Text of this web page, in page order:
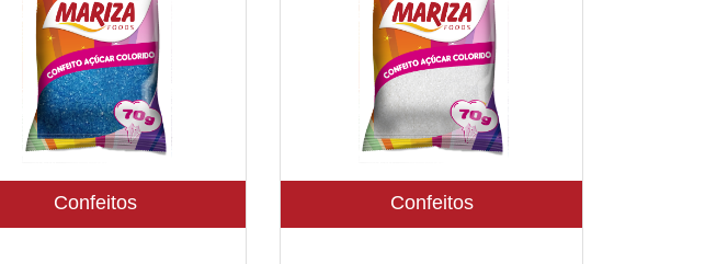
Confeitos Confeitos